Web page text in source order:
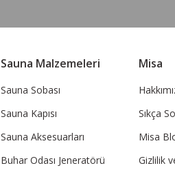
Sauna Malzemeleri
Sauna Sobası
Sauna Kapısı
Sauna Aksesuarları
Buhar Odası Jeneratörü
Misa
Sıkça
Misa
Gizlilik